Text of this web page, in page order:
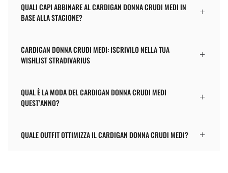
QUALI CAPI ABBINARE AL CARDIGAN DONNA CRUDI MEDI IN
BASE ALLA STAGIONE?
CARDIGAN DONNA CRUDI MEDI: ISCRIVILO NELLA TUA
WISHLIST STRADIVARIUS
QUAL È LA MODA DEL CARDIGAN DONNA CRUDI MEDI
QUEST’ANNO?
QUALE OUTFIT OTTIMIZZA IL CARDIGAN DONNA CRUDI MEDI?